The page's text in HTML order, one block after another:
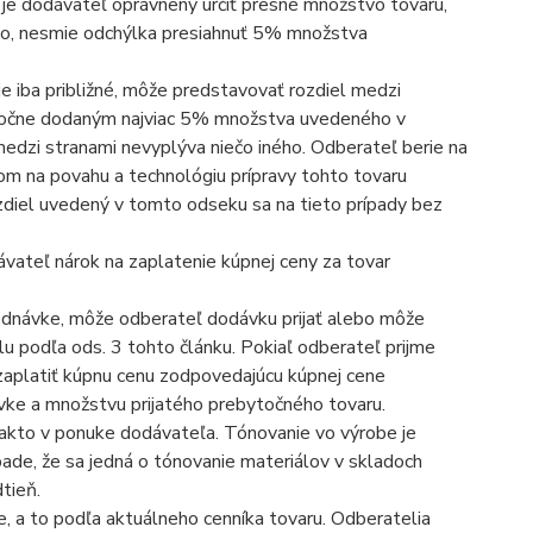
nesmie odchýlka presiahnuť 5% množstva
iba približné, môže predstavovať rozdiel medzi
dodaným najviac 5% množstva uvedeného v
stranami nevyplýva niečo iného. Odberateľ berie na
na povahu a technológiu prípravy tohto tovaru
uvedený v tomto odseku sa na tieto prípady bez
nárok na zaplatenie kúpnej ceny za tovar
môže odberateľ dodávku prijať alebo môže
podľa ods. 3 tohto článku. Pokiaľ odberateľ prijme
kúpnu cenu zodpovedajúcu kúpnej cene
a množstvu prijatého prebytočného tovaru.
v ponuke dodávateľa. Tónovanie vo výrobe je
že sa jedná o tónovanie materiálov v skladoch
a to podľa aktuálneho cenníka tovaru. Odberatelia